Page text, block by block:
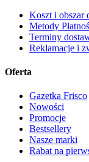
Koszt i obszar
Metody
Terminy
Reklamacje i
Oferta
Gazetka Frisco
Nowości
Promocje
Bestsellery
Nasze marki
Rabat na